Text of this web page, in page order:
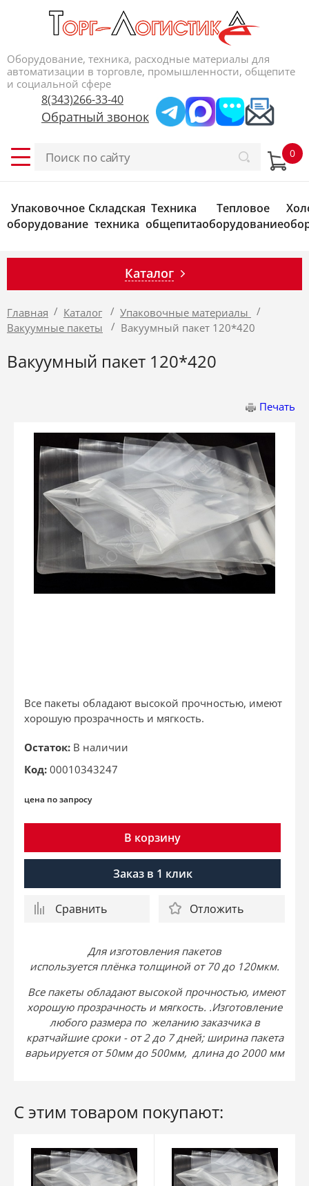
Оборудование, техника, расходные материалы для
автоматизации в торговле, промышленности, общепите
и социальной сфере
8(343)266-33-40
Обратный звонок
Упаковочное
оборудование
Складская
техника
Техника
общепита
Тепловое
оборудование
Каталог
Главная / Каталог / Упаковочные материалы
/
Вакуумные пакеты
/ Вакуумный пакет 120*420
Вакуумный пакет 120*420
Печать
Все пакеты обладают высокой прочностью, имеют
хорошую прозрачность и мягкость.
Остаток: В наличии
Код: 00010343247
цена по запросу
В корзину
Заказ в 1 клик
Сравнить Отложить
Для изготовления пакетов
используется плёнкатолщиной от 70 до 120мкм.
Все пакеты обладают высокой прочностью, имеют
хорошую прозрачность и мягкость. .Изготовление
любого размера по желанию заказчика в
кратчайшие сроки - от 2 до 7 дней; ширина пакета
варьируется от 50мм до 500мм, длина до 2000 мм
С этим товаром покупают: